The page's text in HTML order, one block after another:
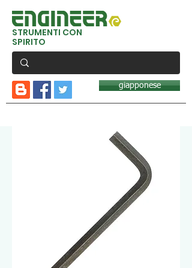
STRUMENTI CON
SPIRITO
giapponese